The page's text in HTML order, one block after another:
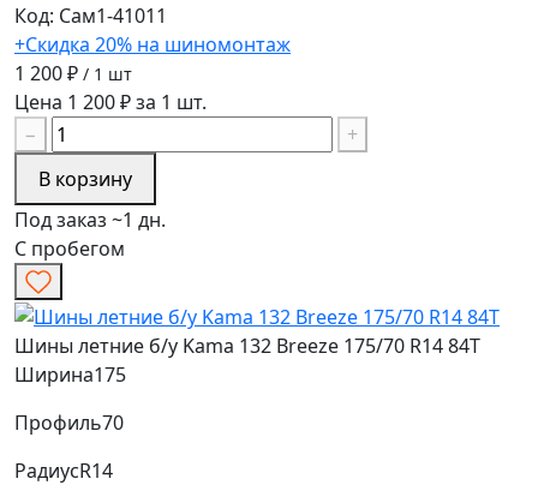
Код: Сам1-41011
+Скидка 20% на шиномонтаж
1 200 ₽ / 1 шт
Цена 1 200 ₽ за 1 шт.
−
+
В корзину
Под заказ ~1 дн.
С пробегом
Шины летние б/у Kama 132 Breeze 175/70 R14 84T
Ширина175
Профиль70
РадиусR14